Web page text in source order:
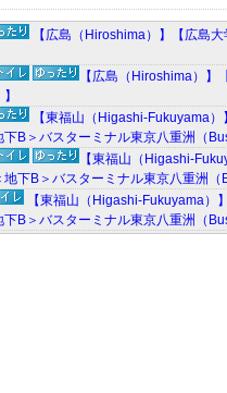
【広島（Hiroshima）】【広
【広島（Hiroshima）
【東福山（Higashi-Fukuyama
B＞バスターミナル東京八重洲（
【東福山（Higashi-
下B＞バスターミナル東京八重洲（
【東福山（Higashi-Fukuyama
B＞バスターミナル東京八重洲（